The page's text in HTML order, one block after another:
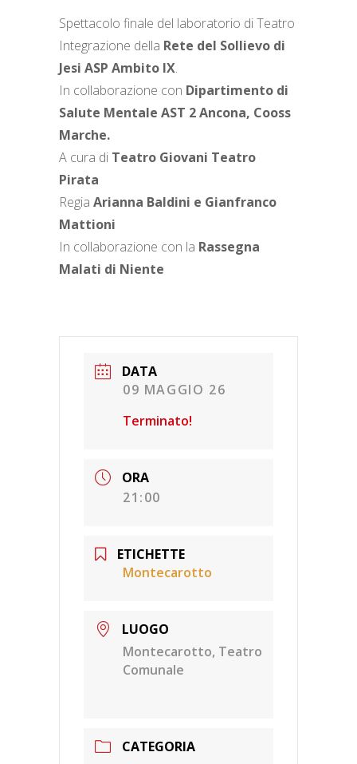
Spettacolo finale del laboratorio di Teatro
Integrazione della Rete del Sollievo di
Jesi ASP Ambito IX.
In collaborazione con Dipartimento di
Salute Mentale AST 2 Ancona, Cooss
Marche.
A cura di Teatro Giovani Teatro
Pirata
Regia Arianna Baldini e Gianfranco
Mattioni
In collaborazione con la Rassegna
Malati di Niente
DATA
09 MAGGIO 26
Terminato!
ORA
21:00
ETICHETTE
Montecarotto
LUOGO
Montecarotto, Teatro
Comunale
CATEGORIA